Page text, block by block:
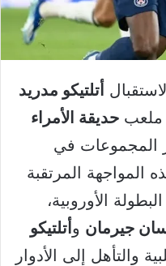
لاستقبال أتلتيكو مدريد
ملعب حديقة الأمراء
المجموعات في
المواجهة المرتقبة
الأوروبية،
جيرمان و أتلتيكو
والتأهل إلى الأدوار